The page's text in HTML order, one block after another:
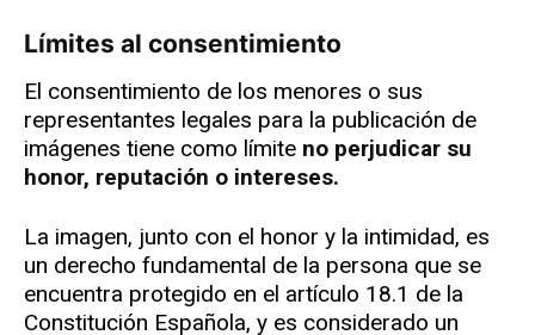
Límites al consentimiento
El consentimiento de los menores o sus
representantes legales para la publicación de
imágenes tiene como límite no perjudicar su
honor, reputación o intereses.
La imagen, junto con el honor y la intimidad, es
un derecho fundamental de la persona que se
encuentra protegido en el artículo 18.1 de la
Constitución Española, y es considerado un